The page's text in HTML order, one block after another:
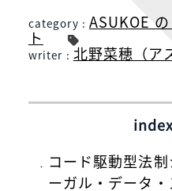
category : ASUKOE
ト
writer : 北野菜穂（ア
コード駆動型法
ーガル・データ